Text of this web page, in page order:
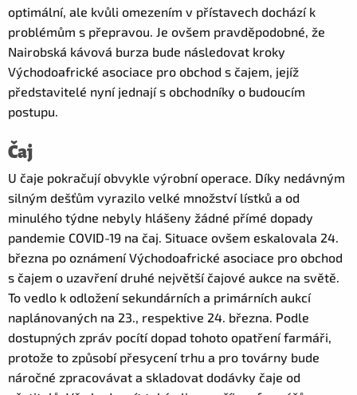
optimální, ale kvůli omezením v přístavech dochází k
problémům s přepravou. Je ovšem pravděpodobné, že
Nairobská kávová burza bude následovat kroky
Východoafrické asociace pro obchod s čajem, jejíž
představitelé nyní jednají s obchodníky o budoucím
postupu.
Čaj
U čaje pokračují obvykle výrobní operace. Díky nedávným
silným dešťům vyrazilo velké množství lístků a od
minulého týdne nebyly hlášeny žádné přímé dopady
pandemie COVID-19 na čaj. Situace ovšem eskalovala 24.
března po oznámení Východoafrické asociace pro obchod
s čajem o uzavření druhé největší čajové aukce na světě.
To vedlo k odložení sekundárních a primárních aukcí
naplánovaných na 23., respektive 24. března. Podle
dostupných zpráv pocítí dopad tohoto opatření farmáři,
protože to způsobí přesycení trhu a pro továrny bude
náročné zpracovávat a skladovat dodávky čaje od